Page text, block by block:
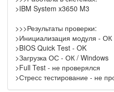
>IBM System x3650 M3
>>>Результаты проверки:
>Инициализация модуля - ОК
>BIOS Quick Test - OK
>Загрузка ОС - ОК / Windows
>Full Test - не проверялся
>Стресс тестирование - не